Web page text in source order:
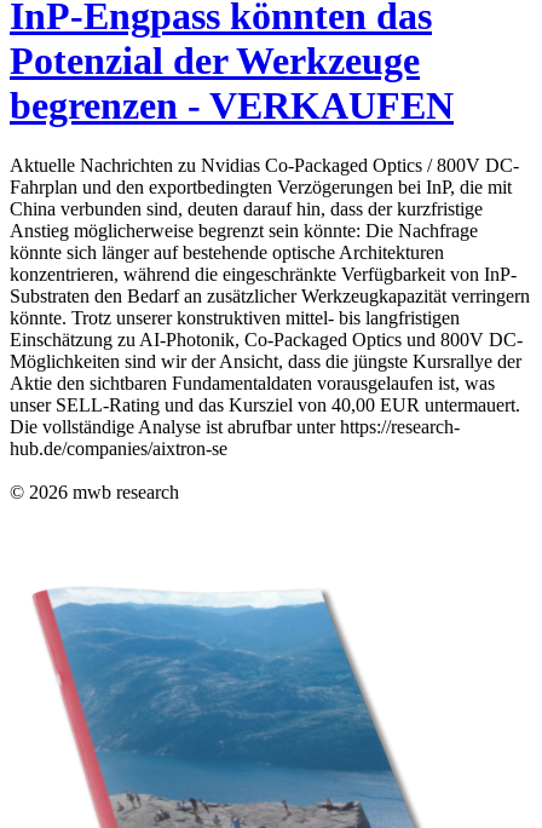
InP-Engpass könnten das
Potenzial der Werkzeuge
begrenzen - VERKAUFEN
Aktuelle Nachrichten zu Nvidias Co-Packaged Optics / 800V DC-
Fahrplan und den exportbedingten Verzögerungen bei InP, die mit
China verbunden sind, deuten darauf hin, dass der kurzfristige
Anstieg möglicherweise begrenzt sein könnte: Die Nachfrage
könnte sich länger auf bestehende optische Architekturen
konzentrieren, während die eingeschränkte Verfügbarkeit von InP-
Substraten den Bedarf an zusätzlicher Werkzeugkapazität verringern
könnte. Trotz unserer konstruktiven mittel- bis langfristigen
Einschätzung zu AI-Photonik, Co-Packaged Optics und 800V DC-
Möglichkeiten sind wir der Ansicht, dass die jüngste Kursrallye der
Aktie den sichtbaren Fundamentaldaten vorausgelaufen ist, was
unser SELL-Rating und das Kursziel von 40,00 EUR untermauert.
Die vollständige Analyse ist abrufbar unter https://research-
hub.de/companies/aixtron-se
© 2026 mwb research